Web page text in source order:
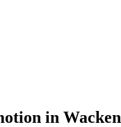
in Wacken